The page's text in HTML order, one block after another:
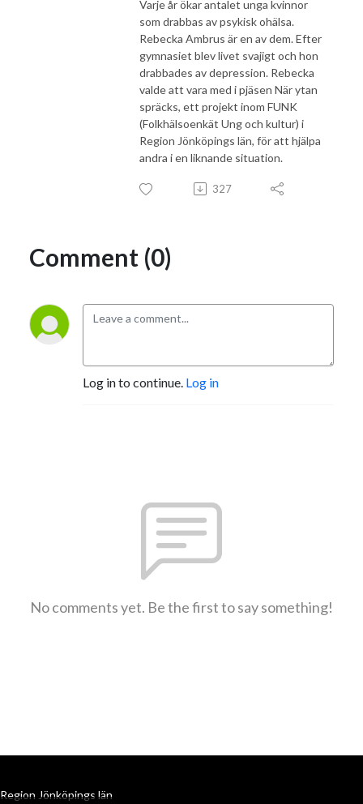
Varje år ökar antalet unga kvinnor
som drabbas av psykisk ohälsa.
Rebecka Ambrus är en av dem. Efter
gymnasiet blev livet svajigt och hon
drabbades av depression. Rebecka
valde att vara med i pjäsen När ytan
spräcks, ett projekt inom FUNK
(Folkhälsoenkät Ung och kultur) i
Region Jönköpings län, för att hjälpa
andra i en liknande situation.
327
Comment (0)
Log in to continue. Log in
No comments yet. Be the first to say something!
Region Jönköpings län